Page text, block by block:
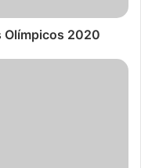
Olímpicos 2020